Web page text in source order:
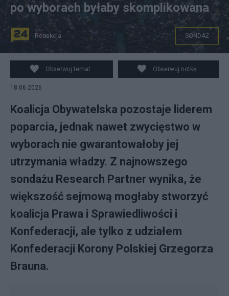
po wyborach byłaby skomplikowana
Redakcja SONDAŻ
Obserwuj temat Obserwuj notkę
18.06.2026
Koalicja Obywatelska pozostaje liderem
poparcia, jednak nawet zwycięstwo w
wyborach nie gwarantowałoby jej
utrzymania władzy. Z najnowszego
sondażu Research Partner wynika, że
większość sejmową mogłaby stworzyć
koalicja Prawa i Sprawiedliwości i
Konfederacji, ale tylko z udziałem
Konfederacji Korony Polskiej Grzegorza
Brauna.